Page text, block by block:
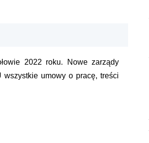
2022 roku. Nowe zarządy
umowy o pracę, treści